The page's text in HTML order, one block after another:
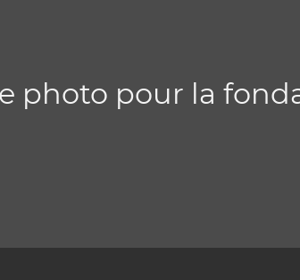
photo pour la